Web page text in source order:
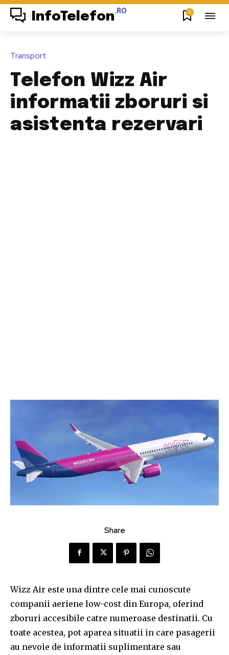
InfoTelefon.RO 0
Transport
Telefon Wizz Air
informatii zboruri si
asistenta rezervari
Share
Wizz Air este una dintre cele mai cunoscute
companii aeriene low-cost din Europa, oferind
zboruri accesibile catre numeroase destinatii. Cu
toate acestea, pot aparea situatii in care pasagerii
au nevoie de informatii suplimentare sau